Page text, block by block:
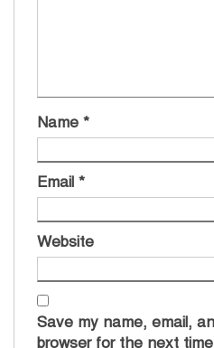
Name *
Email *
Website
Save my name, email,
browser for the next